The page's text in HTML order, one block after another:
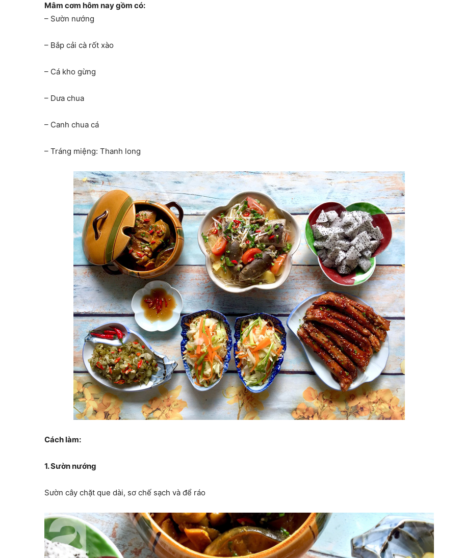
Mâm cơm hôm nay gồm có:
– Sườn nướng
– Bắp cải cà rốt xào
– Cá kho gừng
– Dưa chua
– Canh chua cá
– Tráng miệng: Thanh long
Cách làm:
1. Sườn nướng
Sườn cây chặt que dài, sơ chế sạch và để ráo